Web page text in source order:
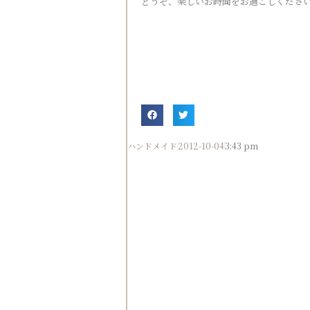
ハンドメイド2012-10-043:43 pm